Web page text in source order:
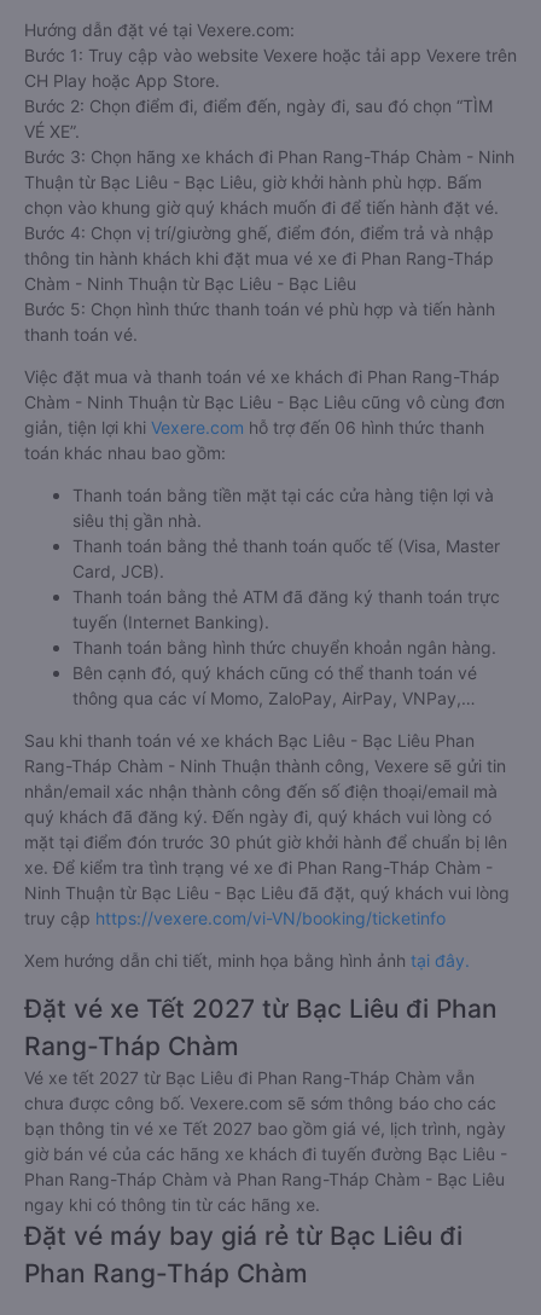
Hướng dẫn đặt vé tại Vexere.com:
Bước 1: Truy cập vào website Vexere hoặc tải app Vexere trên
CH Play hoặc App Store.
Bước 2: Chọn điểm đi, điểm đến, ngày đi, sau đó chọn “TÌM
VÉ XE”.
Bước 3: Chọn hãng xe khách đi Phan Rang-Tháp Chàm - Ninh
Thuận từ Bạc Liêu - Bạc Liêu, giờ khởi hành phù hợp. Bấm
chọn vào khung giờ quý khách muốn đi để tiến hành đặt vé.
Bước 4: Chọn vị trí/giường ghế, điểm đón, điểm trả và nhập
thông tin hành khách khi đặt mua vé xe đi Phan Rang-Tháp
Chàm - Ninh Thuận từ Bạc Liêu - Bạc Liêu
Bước 5: Chọn hình thức thanh toán vé phù hợp và tiến hành
thanh toán vé.
Việc đặt mua và thanh toán vé xe khách đi Phan Rang-Tháp
Chàm - Ninh Thuận từ Bạc Liêu - Bạc Liêu cũng vô cùng đơn
giản, tiện lợi khi Vexere.com hỗ trợ đến 06 hình thức thanh
toán khác nhau bao gồm:
Thanh toán bằng tiền mặt tại các cửa hàng tiện lợi và
siêu thị gần nhà.
Thanh toán bằng thẻ thanh toán quốc tế (Visa, Master
Card, JCB).
Thanh toán bằng thẻ ATM đã đăng ký thanh toán trực
tuyến (Internet Banking).
Thanh toán bằng hình thức chuyển khoản ngân hàng.
Bên cạnh đó, quý khách cũng có thể thanh toán vé
thông qua các ví Momo, ZaloPay, AirPay, VNPay,…
Sau khi thanh toán vé xe khách Bạc Liêu - Bạc Liêu Phan
Rang-Tháp Chàm - Ninh Thuận thành công, Vexere sẽ gửi tin
nhắn/email xác nhận thành công đến số điện thoại/email mà
quý khách đã đăng ký. Đến ngày đi, quý khách vui lòng có
mặt tại điểm đón trước 30 phút giờ khởi hành để chuẩn bị lên
xe. Để kiểm tra tình trạng vé xe đi Phan Rang-Tháp Chàm -
Ninh Thuận từ Bạc Liêu - Bạc Liêu đã đặt, quý khách vui lòng
truy cập https://vexere.com/vi-VN/booking/ticketinfo
Xem hướng dẫn chi tiết, minh họa bằng hình ảnh tại đây.
Đặt vé xe Tết 2027 từ Bạc Liêu đi Phan
Rang-Tháp Chàm
Vé xe tết 2027 từ Bạc Liêu đi Phan Rang-Tháp Chàm vẫn
chưa được công bố. Vexere.com sẽ sớm thông báo cho các
bạn thông tin vé xe Tết 2027 bao gồm giá vé, lịch trình, ngày
giờ bán vé của các hãng xe khách đi tuyến đường Bạc Liêu -
Phan Rang-Tháp Chàm và Phan Rang-Tháp Chàm - Bạc Liêu
ngay khi có thông tin từ các hãng xe.
Đặt vé máy bay giá rẻ từ Bạc Liêu đi
Phan Rang-Tháp Chàm